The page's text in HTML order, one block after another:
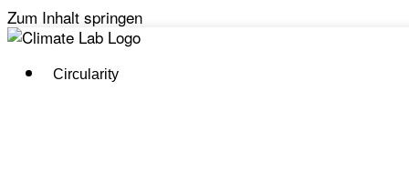
Zum Inhalt springen
Circularity